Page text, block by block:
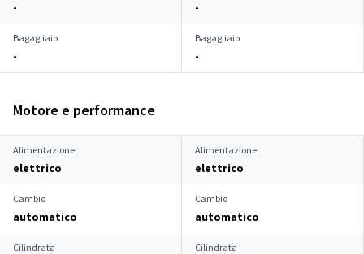
- -
Bagagliaio
-
Bagagliaio
-
Motore e performance
Alimentazione
elettrico
Alimentazione
elettrico
Cambio
automatico
Cambio
automatico
Cilindrata Cilindrata